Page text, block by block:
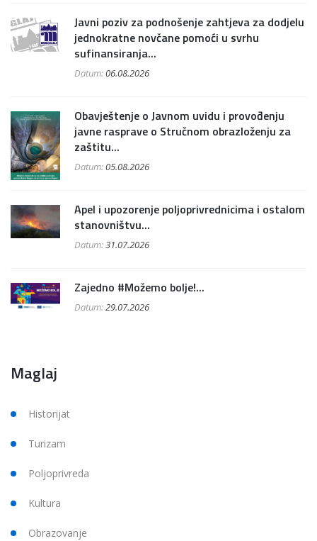
Javni poziv za podnošenje zahtjeva za dodjelu
jednokratne novčane pomoći u svrhu
sufinansiranja...
Datum:06.08.2026
Obavještenje o Javnom uvidu i provođenju
javne rasprave o Stručnom obrazloženju za
zaštitu...
Datum:05.08.2026
Apel i upozorenje poljoprivrednicima i ostalom
stanovništvu...
Datum:31.07.2026
Zajedno #Možemo bolje!...
Datum:29.07.2026
Maglaj
Historijat
Turizam
Poljoprivreda
Kultura
Obrazovanje